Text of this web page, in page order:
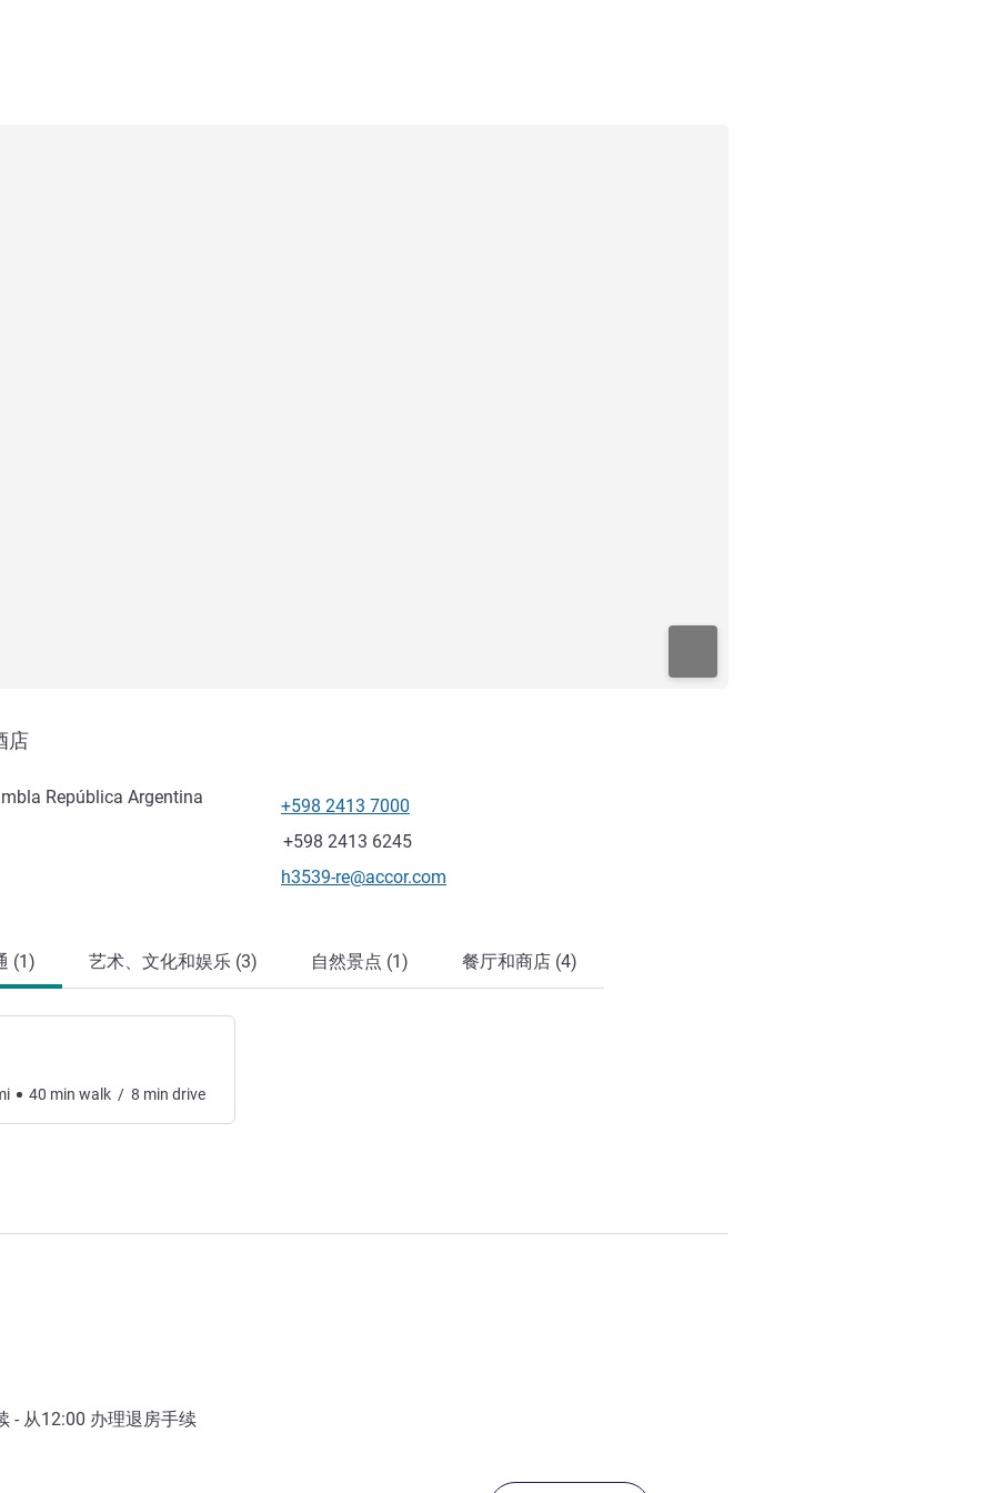
店
República Argentina
电话
+598 2413 7000
传真
+598 2413 6245
联系电子邮件
h3539-re@accor.com
(1) 艺术、文化和娱乐 (3) 自然景点 (1) 餐厅和商店 (4)
40 min walk / 8 min drive
- 从12:00 办理退房手续